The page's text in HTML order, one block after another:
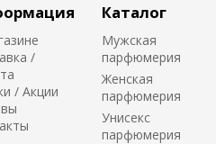
/
/ Акции
Каталог
Мужская
парфюмерия
Женская
парфюмерия
Унисекс
парфюмерия